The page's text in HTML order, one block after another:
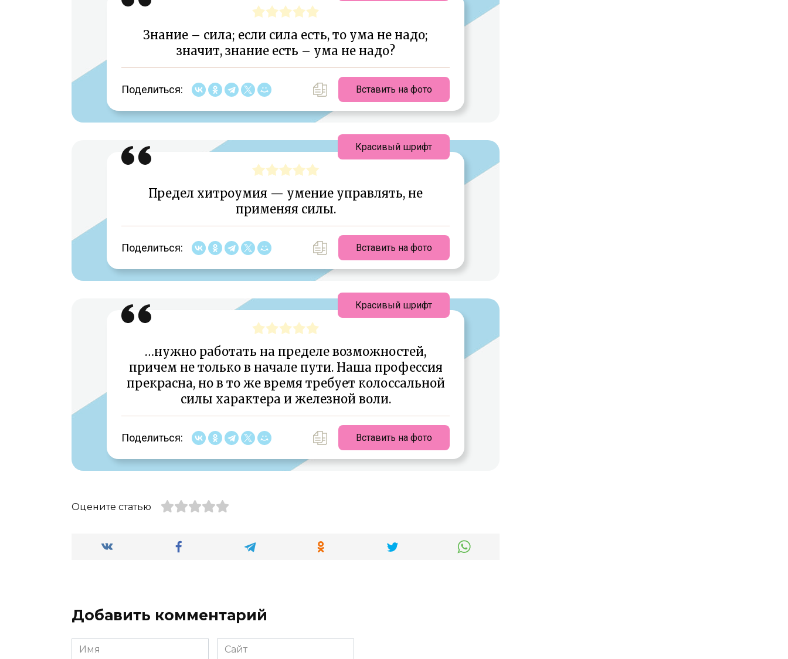
Знание – сила; если сила есть, то ума не надо;
значит, знание есть – ума не надо?
Поделиться: Вставить на фото
Предел хитроумия — умение управлять, не
применяя силы.
Поделиться: Вставить на фото
Красивый шрифт
…нужно работать на пределе возможностей,
причем не только в начале пути. Наша профессия
прекрасна, но в то же время требует колоссальной
силы характера и железной воли.
Поделиться: Вставить на фото
Красивый шрифт
Оцените статью
Добавить комментарий
Имя
Сайт